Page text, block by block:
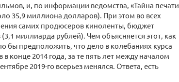
и, по информации ведомства, «Тайна печати
35,9 миллиона долларов). При этом во всех
самих продюсеров киноленты, бюджет
миллиарда рублей). Чем объясняется этот, как
предположить, что дело в колебаниях курса
конце 2014 года, за те пять лет между началом
2019-го всерьез менялся. Ответа, есть